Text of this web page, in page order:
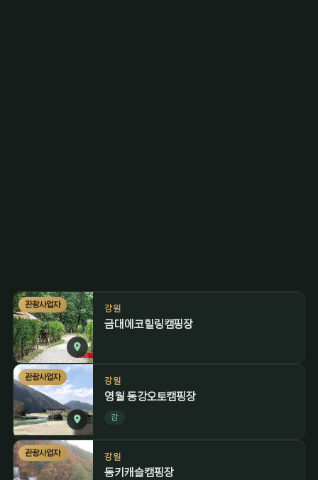
관광사업자 강원
금대에코힐링캠핑장
관광사업자 강원
영월 동강오토캠핑장
강
관광사업자 강원
동키캐슬캠핑장